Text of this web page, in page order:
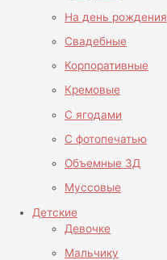
На день рождения
Свадебные
Корпоративные
Кремовые
С ягодами
С фотопечатью
Объемные 3Д
Муссовые
Детские
Девочке
Мальчику